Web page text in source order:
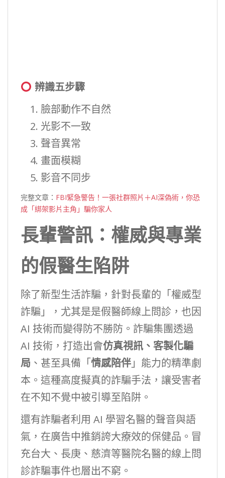
辨識五步驟
臉部動作不自然
光影不一致
聲音異常
畫面模糊
影音不同步
完整文章： FBI緊急警告！一張社群照片＋AI深偽術，你恐
成「綁架影片主角」騙你家人
長輩警訊：權威與專業
的假醫生陷阱
除了新型生活詐騙，針對長輩的「權威型
詐騙」，尤其是是假醫師線上問診，也因
AI 技術而變得防不勝防。詐騙集團透過
AI 技術，打造出會仿真視訊、客製化騙
局 、甚至具備「情感陪伴」能力的精準劇
本。這種高度擬真的詐騙手法，讓受害者
在不知不覺中被引導至陷阱。
還有詐騙者利用 AI 學習名醫的聲音與語
氣，在廣告中推銷誇大療效的保健品。冒
充台大、長庚、慈濟等醫院名醫的線上問
診詐騙事件也層出不窮。